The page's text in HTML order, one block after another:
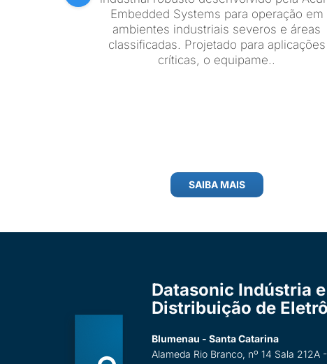
Embedded Systems para operação em
ambientes industriais severos e áreas
classificadas. Projetado para aplicações
críticas, o equipame..
SAIBA MAIS
Datasonic Indústria e
Distribuição de
Blumenau - Santa Catarina
Alameda Rio Branco, nº 14 Sala 212A